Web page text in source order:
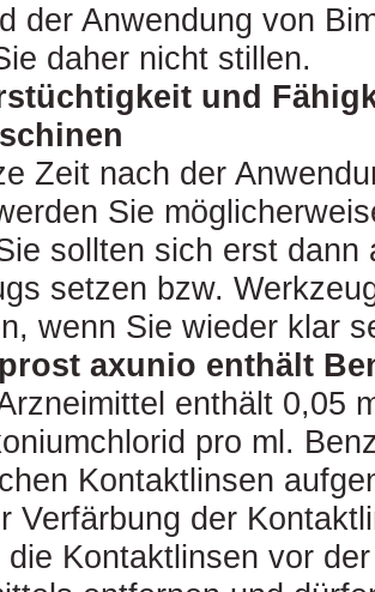
der Anwendung von
daher nicht stillen.
und
Zeit nach der
Sie
sollten sich erst dann
setzen bzw.
wenn Sie wieder klar
axunio enthält
enthält 0,05
pro ml.
Kontaktlinsen
Verfärbung der
die Kontaktlinsen vor